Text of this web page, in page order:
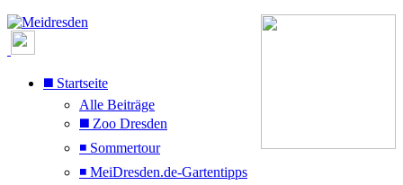
◼️ Startseite
Alle Beiträge
◼️ Zoo Dresden
◾ Sommertour
◾ MeiDresden.de-Gartentipps